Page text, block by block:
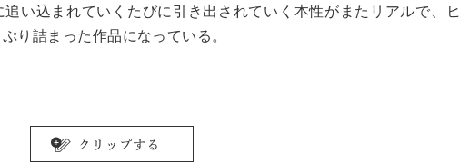
い込まれていくたびに引き出されていく本性がまたリアルで、ヒ
り詰まった作品になっている。